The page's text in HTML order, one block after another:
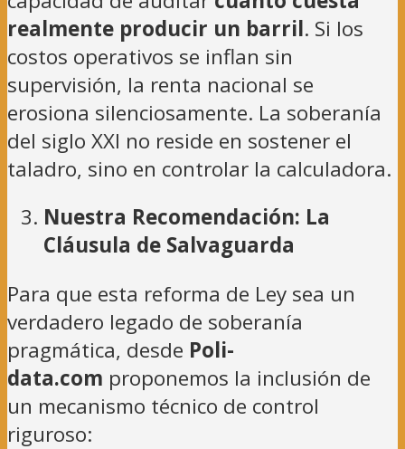
realmente producir un barril. Si los
costos operativos se inflan sin
supervisión, la renta nacional se
erosiona silenciosamente. La soberanía
del siglo XXI no reside en sostener el
taladro, sino en controlar la calculadora.
Nuestra Recomendación: La
Cláusula de Salvaguarda
Para que esta reforma de Ley sea un
verdadero legado de soberanía
pragmática, desde Poli-
data.com proponemos la inclusión de
un mecanismo técnico de control
riguroso: